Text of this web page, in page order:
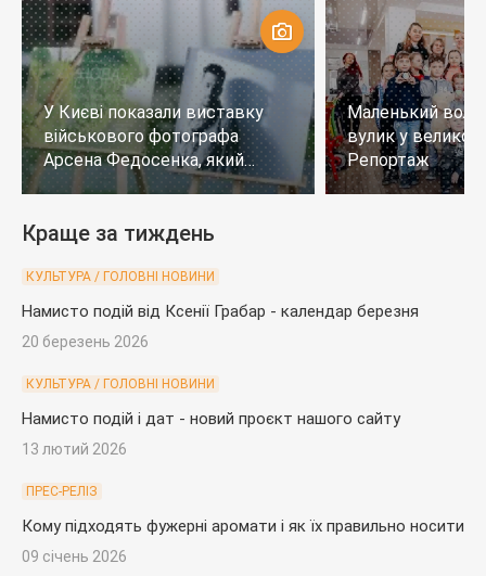
У Києві показали виставку
військового фотографа
Арсена Федосенка, який
загинув на війні
Маленький
вулик у
Репортаж
Краще за тиждень
КУЛЬТУРА / ГОЛОВНІ НОВИНИ
Намисто подій від Ксенії Грабар - календар березня
20 березень 2026
КУЛЬТУРА / ГОЛОВНІ НОВИНИ
Намисто подій і дат - новий проєкт нашого сайту
13 лютий 2026
ПРЕС-РЕЛІЗ
Кому підходять фужерні аромати і як їх правильно носити
09 січень 2026